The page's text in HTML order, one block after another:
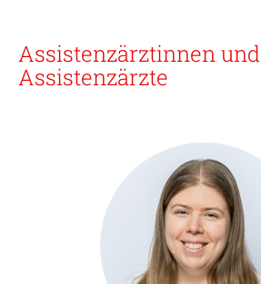
Assistenzärztinnen und
Assistenzärzte